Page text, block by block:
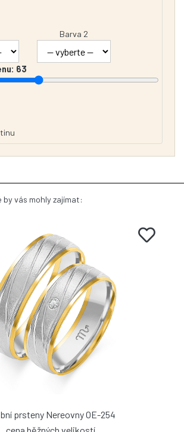
Barva 2
63
vás mohly zajímat:
prsteny Nereovny OE-254